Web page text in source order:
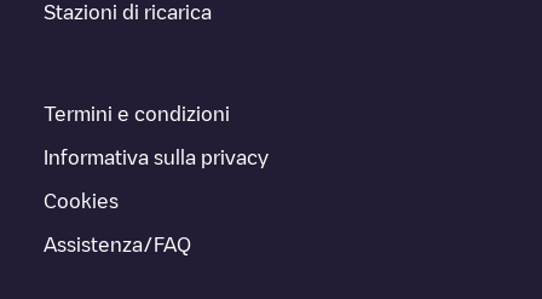
Stazioni di ricarica
Termini e condizioni
Informativa sulla privacy
Cookies
Assistenza/FAQ